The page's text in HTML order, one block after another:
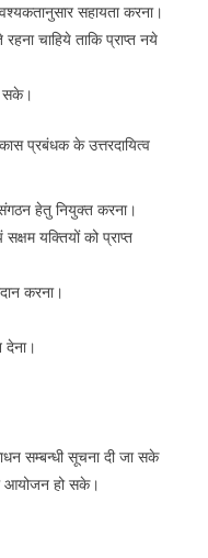
सहायता करना।
चाहिये ताकि प्राप्त नये
सके।
प्रबंधक के उत्तरदायित्व
हेतु नियुक्त करना।
यक्तियों को प्राप्त
करना।
देना।
सम्बन्धी सूचना दी जा सके
आयोजन हो सके।